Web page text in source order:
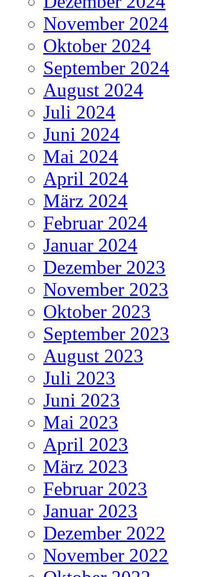
November 2024
Oktober 2024
September 2024
August 2024
Juli 2024
Juni 2024
Mai 2024
April 2024
März 2024
Februar 2024
Januar 2024
Dezember 2023
November 2023
Oktober 2023
September 2023
August 2023
Juli 2023
Juni 2023
Mai 2023
April 2023
März 2023
Februar 2023
Januar 2023
Dezember 2022
November 2022